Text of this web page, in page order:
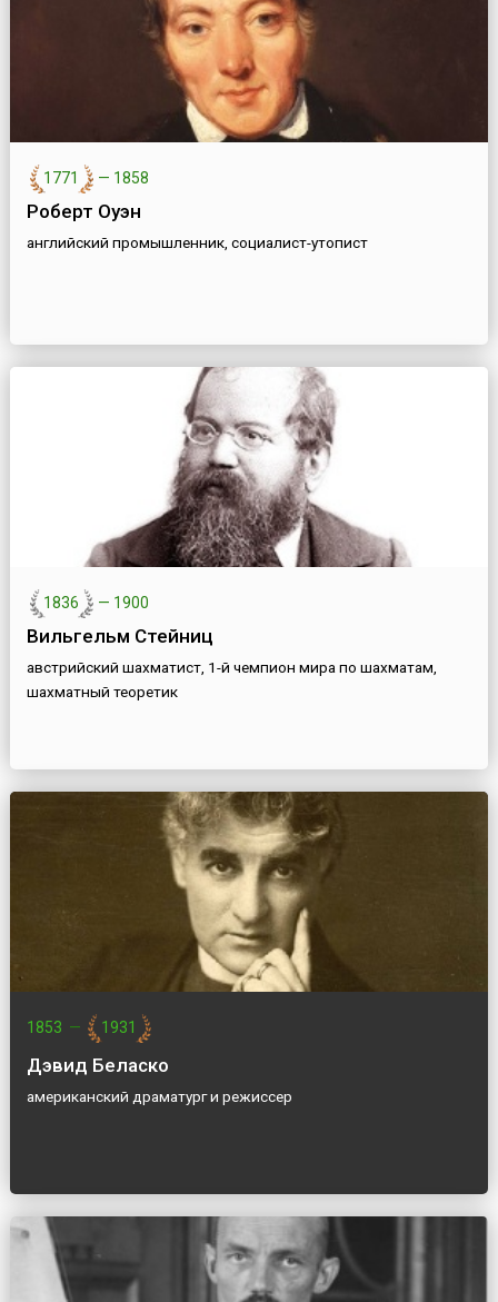
1771 — 1858
Роберт Оуэн
английский промышленник, социалист-утопист
1836 — 1900
Вильгельм Стейниц
австрийский шахматист, 1-й чемпион мира по шахматам,
шахматный теоретик
1853 — 1931
Дэвид Беласко
американский драматург и режиссер